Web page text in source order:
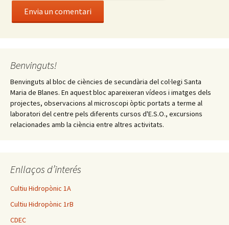
Benvinguts!
Benvinguts al bloc de ciències de secundària del col·legi Santa
Maria de Blanes. En aquest bloc apareixeran vídeos i imatges dels
projectes, observacions al microscopi òptic portats a terme al
laboratori del centre pels diferents cursos d'E.S.O., excursions
relacionades amb la ciència entre altres activitats.
Enllaços d’interés
Cultiu Hidropònic 1A
Cultiu Hidropònic 1rB
CDEC